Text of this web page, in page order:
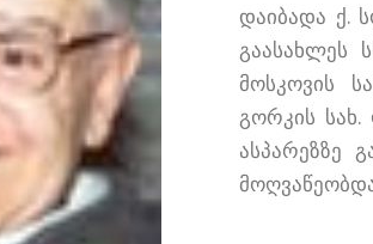
დაიბადა ქ.
გაასახლეს
მოსკოვის
გორკის
ასპარეზზე